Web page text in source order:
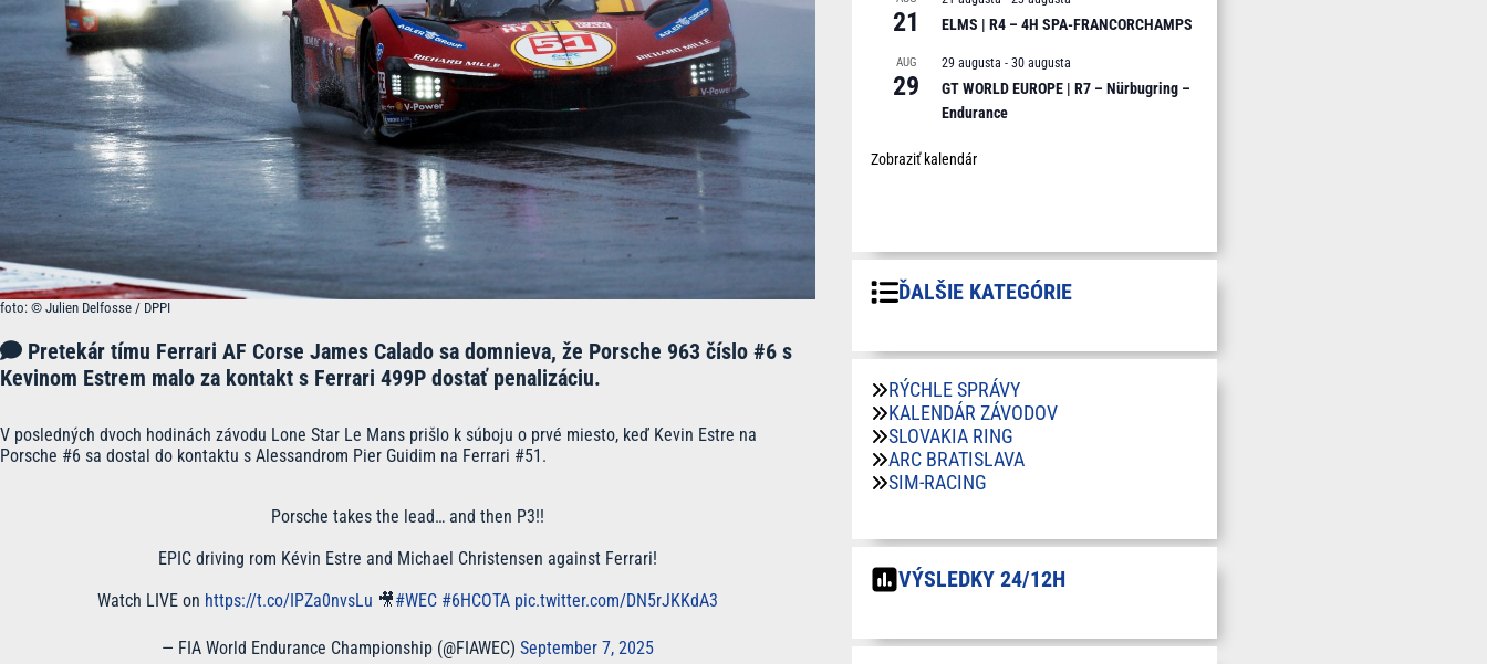
foto: © Julien Delfosse / DPPI
Pretekár tímu Ferrari AF Corse James Calado sa domnieva, že Porsche 963 číslo #6 s
Kevinom Estrem malo za kontakt s Ferrari 499P dostať penalizáciu.
V posledných dvoch hodinách závodu Lone Star Le Mans prišlo k súboju o prvé miesto, keď Kevin Estre na
Porsche #6 sa dostal do kontaktu s Alessandrom Pier Guidim na Ferrari #51.
Porsche takes the lead… and then P3!!
EPIC driving rom Kévin Estre and Michael Christensen against Ferrari!
Watch LIVE on https://t.co/IPZa0nvsLu 🎥#WEC #6HCOTA pic.twitter.com/DN5rJKKdA3
— FIA World Endurance Championship (@FIAWEC) September 7, 2025
21 ELMS | R4 – 4H SPA-FRANCORCHAMPS
AUG
29
29 augusta - 30 augusta
GT WORLD EUROPE | R7 – Nürbugring –
Endurance
Zobraziť kalendár
ĎALŠIE KATEGÓRIE
RÝCHLE SPRÁVY
KALENDÁR ZÁVODOV
SLOVAKIA RING
ARC BRATISLAVA
SIM-RACING
VÝSLEDKY 24/12H